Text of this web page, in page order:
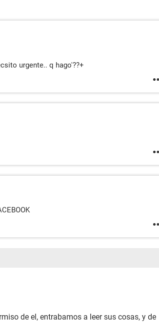
urgente.. q hago'??+
de el, entrabamos a leer sus cosas, y de